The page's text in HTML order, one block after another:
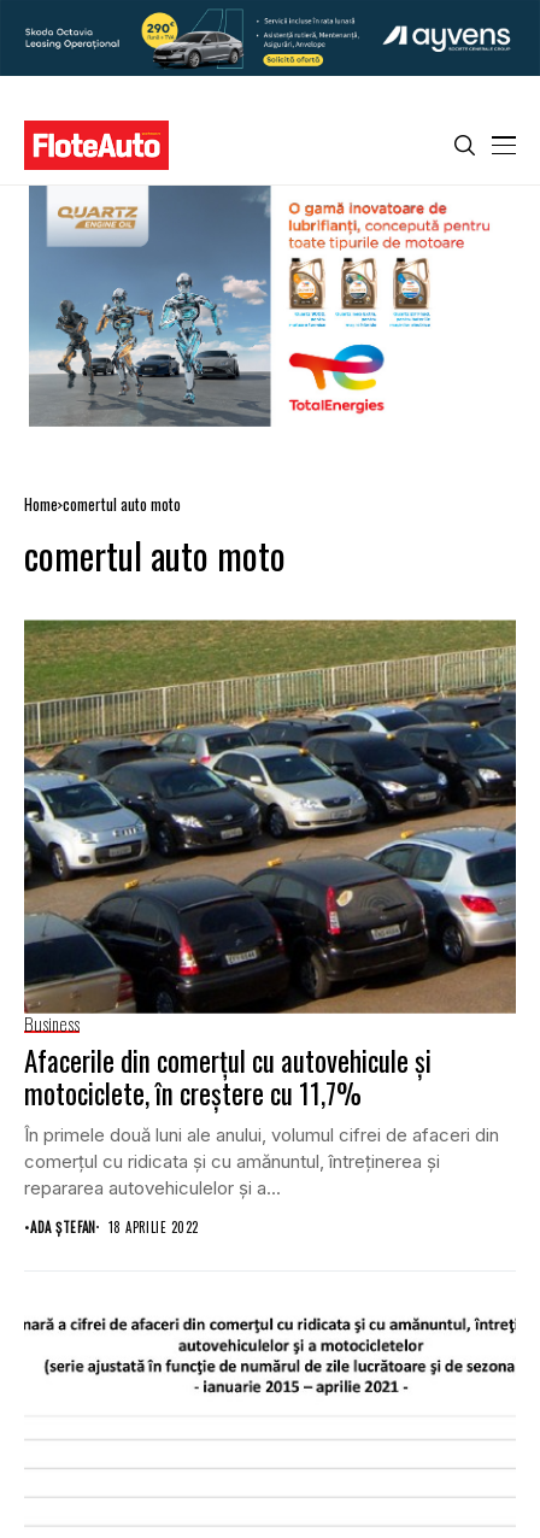
Home comertul auto moto
comertul auto moto
Business
Afacerile din comerțul cu autovehicule şi
motociclete, în creștere cu 11,7%
În primele două luni ale anului, volumul cifrei de afaceri din
comerţul cu ridicata şi cu amănuntul, întreţinerea şi
repararea autovehiculelor şi a...
•ADA ȘTEFAN 18 APRILIE 2022